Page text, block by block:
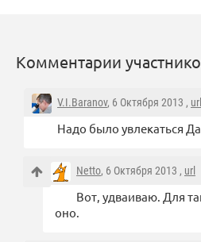
Комментарии
V.I.Baranov, 6 Октября 2013 , url
Надо было увлекаться
Netto, 6 Октября 2013 , url
Вот, удваиваю. Для
оно.